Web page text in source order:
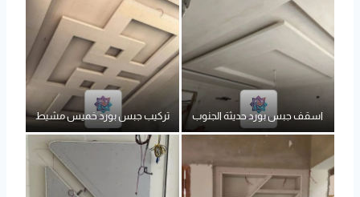
اسقف جبس بورد حديثة الجنوب تركيب جبس بورد خميس مشيط